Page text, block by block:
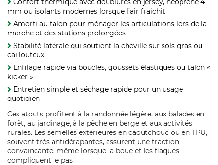
Confort thermique avec doublures en jersey, néoprène 4
mm ou isolants modernes lorsque l’air fraîchit
Amorti au talon pour ménager les articulations lors de la
marche et des stations prolongées
Stabilité latérale qui soutient la cheville sur sols gras ou
caillouteux
Enfilage rapide via boucles, goussets élastiques ou talon «
kicker »
Entretien simple et séchage rapide pour un usage
quotidien
Ces atouts profitent à la randonnée légère, aux balades en
forêt, au jardinage, à la pêche en berge et aux activités
rurales. Les semelles extérieures en caoutchouc ou en TPU,
souvent très antidérapantes, assurent une traction
convaincante, même lorsque la boue et les flaques
compliquent le pas.